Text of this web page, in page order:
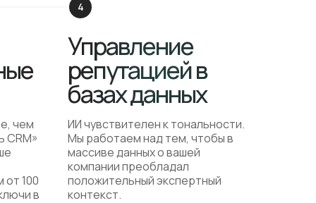
чем
CRM»
100
в
Управление
репутацией в
базах данных
ИИ чувствителен к тональности.
Мы работаем над тем, чтобы в
массиве данных о вашей
компании преобладал
положительный экспертный
контекст.